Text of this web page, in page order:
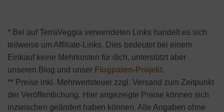
* Bei auf TerraVeggia verwendeten Links handelt es sich
teilweise um Affiliate-Links. Dies bedeutet bei einem
Einkauf keine Mehrkosten für dich, unterstützt aber
unseren Blog und unser Flugpaten-Projekt.
** Preise inkl. Mehrwertsteuer zzgl. Versand zum Zeitpunkt
der Veröffentlichung. Hier angezeigte Preise können sich
inzwischen geändert haben können. Alle Angaben ohne